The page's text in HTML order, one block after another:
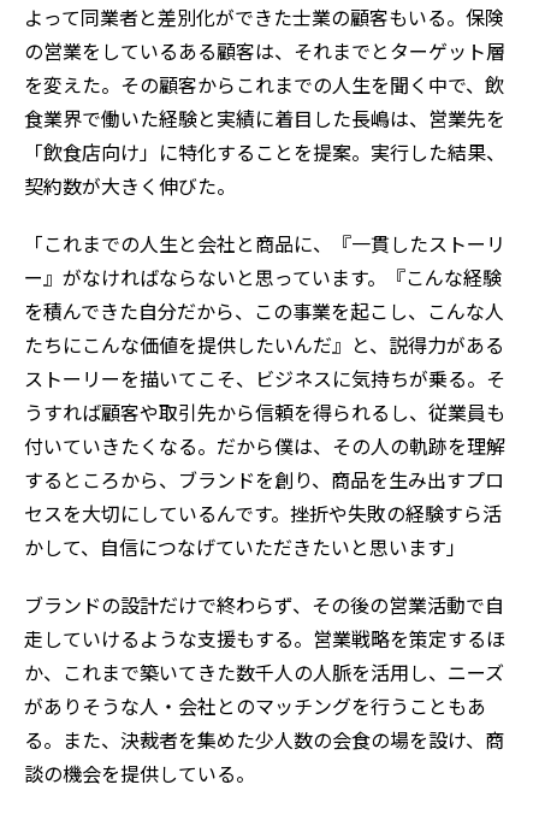
よって同業者と差別化ができた士業の顧客もいる。保険
の営業をしているある顧客は、それまでとターゲット層
を変えた。その顧客からこれまでの人生を聞く中で、飲
食業界で働いた経験と実績に着目した長嶋は、営業先を
「飲食店向け」に特化することを提案。実行した結果、
契約数が大きく伸びた。
「これまでの人生と会社と商品に、『一貫したストーリ
ー』がなければならないと思っています。『こんな経験
を積んできた自分だから、この事業を起こし、こんな人
たちにこんな価値を提供したいんだ』と、説得力がある
ストーリーを描いてこそ、ビジネスに気持ちが乗る。そ
うすれば顧客や取引先から信頼を得られるし、従業員も
付いていきたくなる。だから僕は、その人の軌跡を理解
するところから、ブランドを創り、商品を生み出すプロ
セスを大切にしているんです。挫折や失敗の経験すら活
かして、自信につなげていただきたいと思います」
ブランドの設計だけで終わらず、その後の営業活動で自
走していけるような支援もする。営業戦略を策定するほ
か、これまで築いてきた数千人の人脈を活用し、ニーズ
がありそうな人・会社とのマッチングを行うこともあ
る。また、決裁者を集めた少人数の会食の場を設け、商
談の機会を提供している。